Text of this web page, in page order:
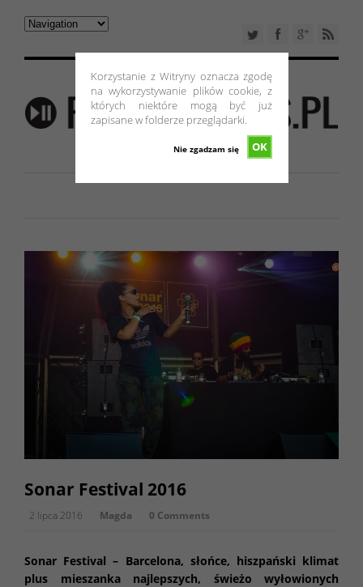
Korzystanie z Witryny oznacza zgodę
na wykorzystywanie plików cookie, z
których niektóre mogą być już
zapisane w folderze przeglądarki.
OK
Nie zgadzam się
Sonar Festival 2016
2 lipca 2016 Magda 0 Comments
Sonar Festival – Barcelona, słońce, hiszpański klimat
plus mieszanka najlepszych, świeżo wyłowionych